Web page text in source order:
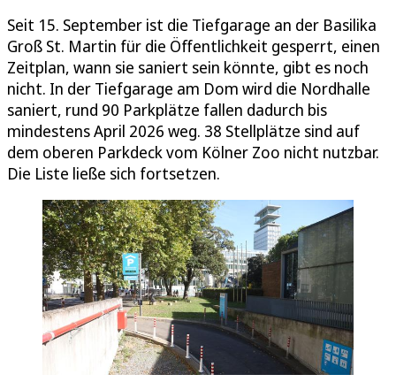
Seit 15. September ist die Tiefgarage an der Basilika
Groß St. Martin für die Öffentlichkeit gesperrt, einen
Zeitplan, wann sie saniert sein könnte, gibt es noch
nicht. In der Tiefgarage am Dom wird die Nordhalle
saniert, rund 90 Parkplätze fallen dadurch bis
mindestens April 2026 weg. 38 Stellplätze sind auf
dem oberen Parkdeck vom Kölner Zoo nicht nutzbar.
Die Liste ließe sich fortsetzen.